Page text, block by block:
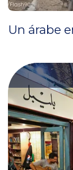
Un árabe